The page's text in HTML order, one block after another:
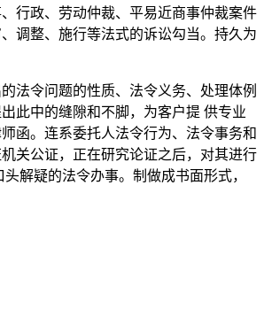
行政、劳动仲裁、平易近商事仲裁案件
调整、施行等法式的诉讼勾当。持久为
令问题的性质、法令义务、处理体例
此中的缝隙和不脚，为客户提 供专业
函。连系委托人法令行为、法令事务和
关公证，正在研究论证之后，对其进行
解疑的法令办事。制做成书面形式，